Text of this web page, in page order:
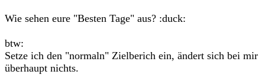
Wie sehen eure "Besten Tage" aus? :duck:
btw:
Setze ich den "normaln" Zielberich ein, ändert sich bei mir
überhaupt nichts.